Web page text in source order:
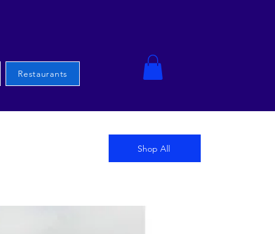
Restaurants
Shop All